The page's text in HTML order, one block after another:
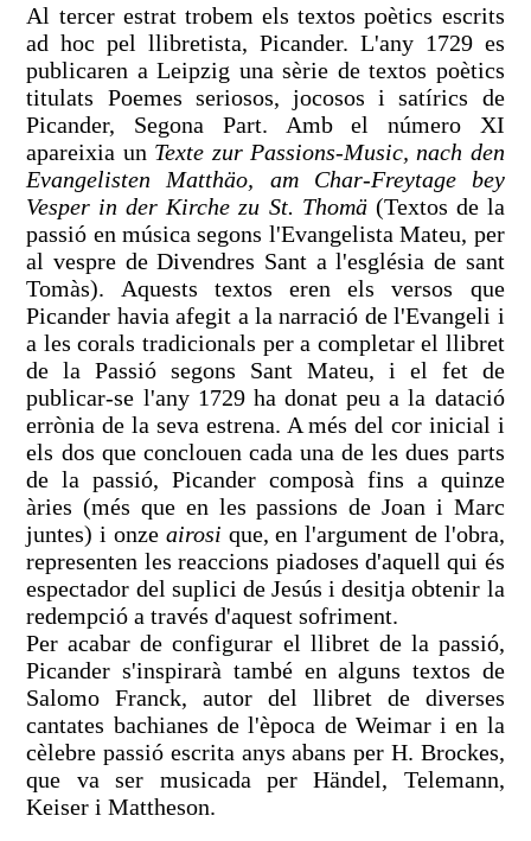
Al tercer estrat trobem els textos poètics escrits
ad hoc pel llibretista, Picander. L'any 1729 es
publicaren a Leipzig una sèrie de textos poètics
titulats Poemes seriosos, jocosos i satírics de
Picander, Segona Part. Amb el número XI
apareixia un Texte zur Passions-Music, nach den
Evangelisten Matthäo, am Char-Freytage bey
Vesper in der Kirche zu St. Thomä(Textos de la
passió en música segons l'Evangelista Mateu, per
al vespre de Divendres Sant a l'església de sant
Tomàs). Aquests textos eren els versos que
Picander havia afegit a la narració de l'Evangeli i
a les corals tradicionals per a completar el llibret
de la Passió segons Sant Mateu, i el fet de
publicar-se l'any 1729 ha donat peu a la datació
errònia de la seva estrena. A més del cor inicial i
els dos que conclouen cada una de les dues parts
de la passió, Picander composà fins a quinze
àries (més que en les passions de Joan i Marc
juntes) i onze airosi que, en l'argument de l'obra,
representen les reaccions piadoses d'aquell qui és
espectador del suplici de Jesús i desitja obtenir la
redempció a través d'aquest sofriment.
Per acabar de configurar el llibret de la passió,
Picander s'inspirarà també en alguns textos de
Salomo Franck, autor del llibret de diverses
cantates bachianes de l'època de Weimar i en la
cèlebre passió escrita anys abans per H. Brockes,
que va ser musicada per Händel, Telemann,
Keiser i Mattheson.